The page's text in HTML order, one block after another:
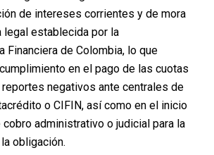
ondiciembre 23, 2024
de una Buena Asesoría en Cirugía
de Leidy Giraldo Tomar la
a una cirugía plástica puede
pero también implica una gran
Contar con una asesoría adecuada
garantizar que el procedimiento
y que los resultados sean
de intereses corrientes y de mora
legal establecida por la
Financiera de Colombia, lo que
en el pago de las cuotas
negativos ante centrales de
o CIFIN, así como en el inicio
administrativo o judicial para la
obligación.